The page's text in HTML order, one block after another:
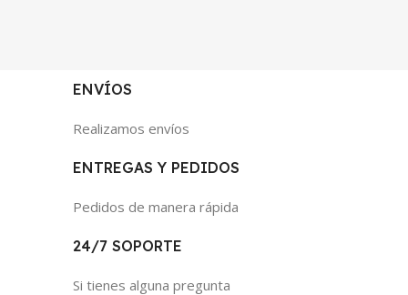
ENVÍOS
Realizamos envíos
ENTREGAS Y PEDIDOS
Pedidos de manera rápida
24/7 SOPORTE
Si tienes alguna pregunta